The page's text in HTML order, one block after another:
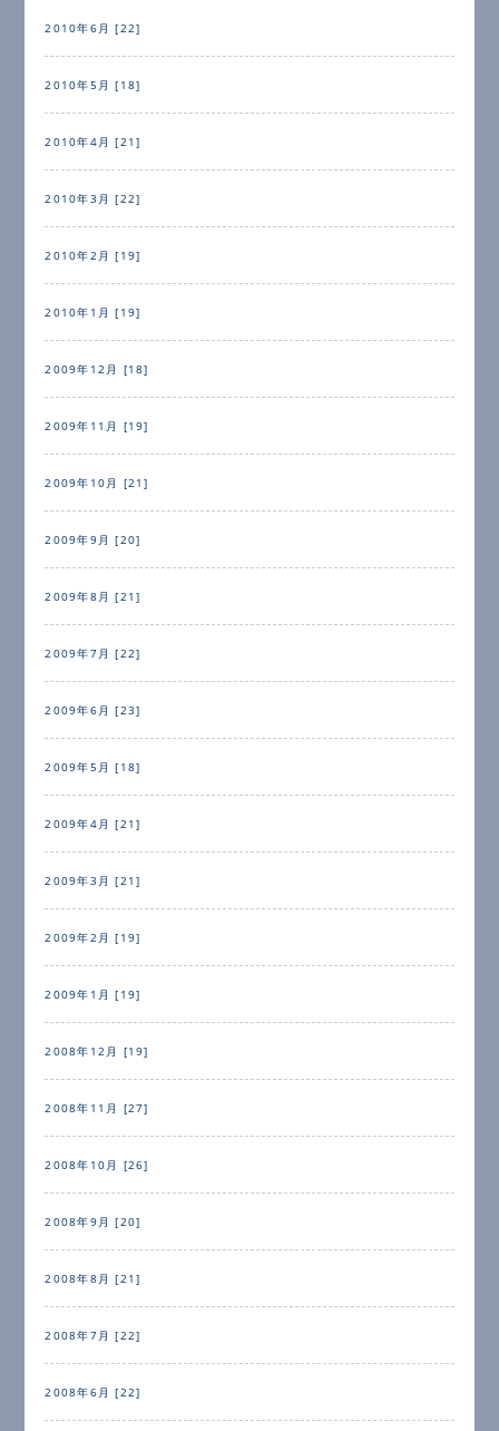
2010年6月 [22]
2010年5月 [18]
2010年4月 [21]
2010年3月 [22]
2010年2月 [19]
2010年1月 [19]
2009年12月 [18]
2009年11月 [19]
2009年10月 [21]
2009年9月 [20]
2009年8月 [21]
2009年7月 [22]
2009年6月 [23]
2009年5月 [18]
2009年4月 [21]
2009年3月 [21]
2009年2月 [19]
2009年1月 [19]
2008年12月 [19]
2008年11月 [27]
2008年10月 [26]
2008年9月 [20]
2008年8月 [21]
2008年7月 [22]
2008年6月 [22]